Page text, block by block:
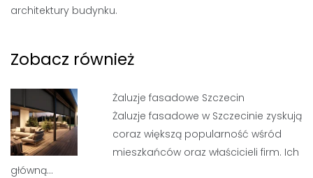
architektury budynku.
Zobacz również
Żaluzje fasadowe Szczecin
Żaluzje fasadowe w Szczecinie zyskują
coraz większą popularność wśród
mieszkańców oraz właścicieli firm. Ich
główną…